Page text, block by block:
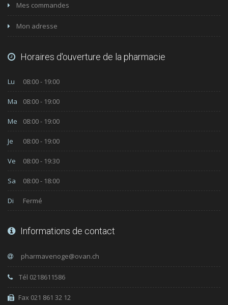
Mes commandes
Mon adresse
Horaires d'ouverture de la pharmacie
Lu 08:00 - 19:00
Ma 08:00 - 19:00
Me 08:00 - 19:00
Je 08:00 - 19:00
Ve 08:00 - 19:30
Sa 08:00 - 18:00
Di Fermé
Informations de contact
Tél 0218611586
Fax 021 861 32 12